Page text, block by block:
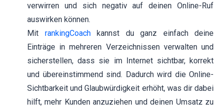
verwirren und sich negativ auf deinen Online-Ruf
auswirken können.
Mit rankingCoachkannst du ganz einfach deine
Einträge in mehreren Verzeichnissen verwalten und
sicherstellen, dass sie im Internet sichtbar, korrekt
und übereinstimmend sind. Dadurch wird die Online-
Sichtbarkeit und Glaubwürdigkeit erhöht, was dir dabei
hilft, mehr Kunden anzuziehen und deinen Umsatz zu